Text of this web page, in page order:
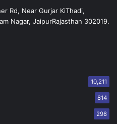
Rd, Near Gurjar KiThadi,
Nagar, JaipurRajasthan 302019.
10,211
814
298